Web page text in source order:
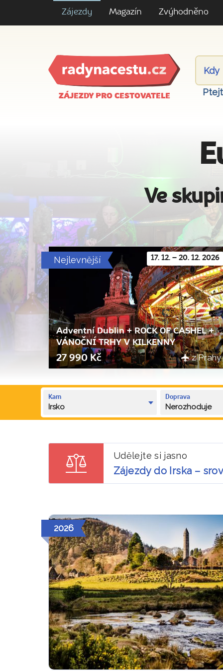
Zájezdy Magazín Zvýhodněno
ZÁJEZDY PRO CESTOVATELE
Ve
17. 12. – 20. 12. 2026
Nejlevnější
Adventní Dublin + ROCK OF CASHEL +
VÁNOČNÍ TRHY V KILKENNY
27 990 Kč z Prahy
Kam
Irsko
Doprava
Nerozhoduje
Udělejte si jasno
Zájezdy do Irska –
2026